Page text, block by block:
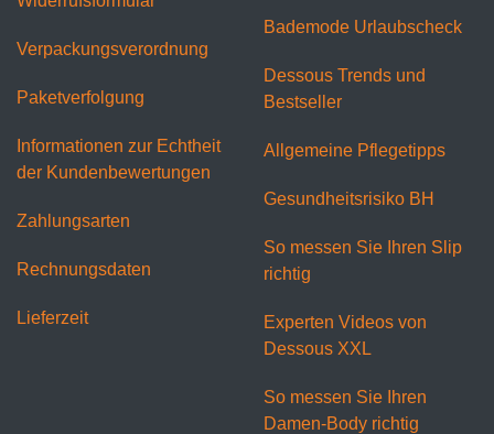
Verpackungsverordnung
Paketverfolgung
Informationen zur Echtheit
der Kundenbewertungen
Zahlungsarten
Rechnungsdaten
Lieferzeit
Bademode Urlaubscheck
Dessous Trends und
Bestseller
Allgemeine Pflegetipps
Gesundheitsrisiko BH
So messen Sie Ihren Slip
richtig
Experten Videos von
Dessous XXL
So messen Sie Ihren
Damen-Body richtig